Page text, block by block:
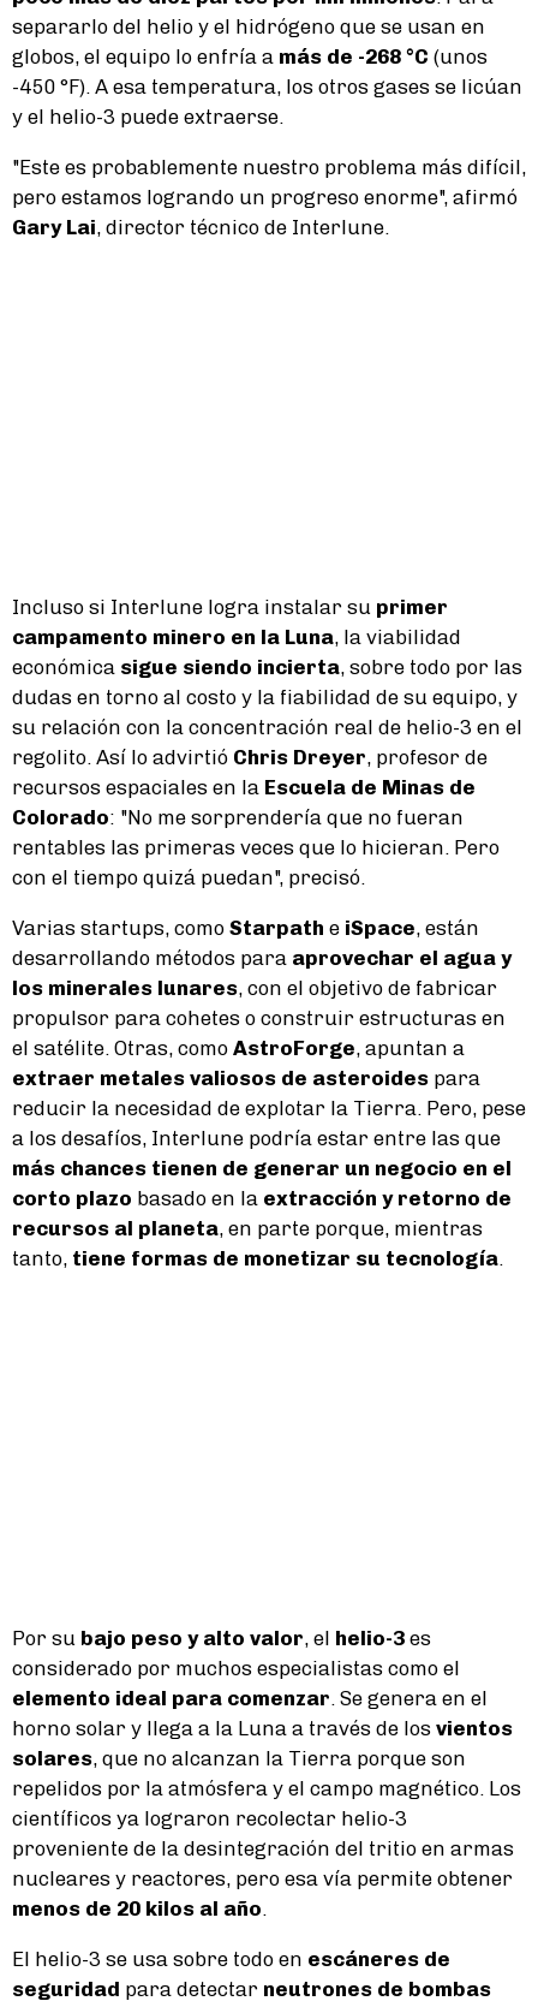
separarlo del helio y el hidrógeno que se usan en
globos, el equipo lo enfría a más de -268 °C (unos
-450 °F). A esa temperatura, los otros gases se licúan
y el helio-3 puede extraerse.
"Este es probablemente nuestro problema más difícil,
pero estamos logrando un progreso enorme", afirmó
Gary Lai, director técnico de Interlune.
Incluso si Interlune logra instalar su primer
campamento minero en la Luna, la viabilidad
económica sigue siendo incierta, sobre todo por las
dudas en torno al costo y la fiabilidad de su equipo, y
su relación con la concentración real de helio-3 en el
regolito. Así lo advirtió Chris Dreyer, profesor de
recursos espaciales en la Escuela de Minas de
Colorado: "No me sorprendería que no fueran
rentables las primeras veces que lo hicieran. Pero
con el tiempo quizá puedan", precisó.
Varias startups, como Starpath e iSpace, están
desarrollando métodos para aprovechar el agua y
los minerales lunares, con el objetivo de fabricar
propulsor para cohetes o construir estructuras en
el satélite. Otras, como AstroForge, apuntan a
extraer metales valiosos de asteroides para
reducir la necesidad de explotar la Tierra. Pero, pese
a los desafíos, Interlune podría estar entre las que
más chances tienen de generar un negocio en el
corto plazo basado en la extracción y retorno de
recursos al planeta, en parte porque, mientras
tanto, tiene formas de monetizar su tecnología
Por su bajo peso y alto valor, el helio-3 es
considerado por muchos especialistas como el
elemento ideal para comenzar . Se genera en el
horno solar y llega a la Luna a través de los vientos
solares, que no alcanzan la Tierra porque son
repelidos por la atmósfera y el campo magnético. Los
científicos ya lograron recolectar helio-3
proveniente de la desintegración del tritio en armas
nucleares y reactores, pero esa vía permite obtener
menos de 20 kilos al año
El helio-3 se usa sobre todo en escáneres de
seguridad para detectar neutrones de bombas